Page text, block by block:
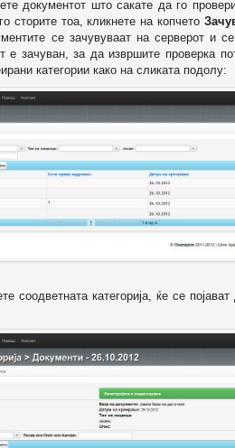
документот што сакате да го
сторите тоа, кликнете на копчето
се зачувуваат на серверот и
е зачуван, за да извршите проверка
категории како на сликата подолу:
соодветната категорија, ќе се